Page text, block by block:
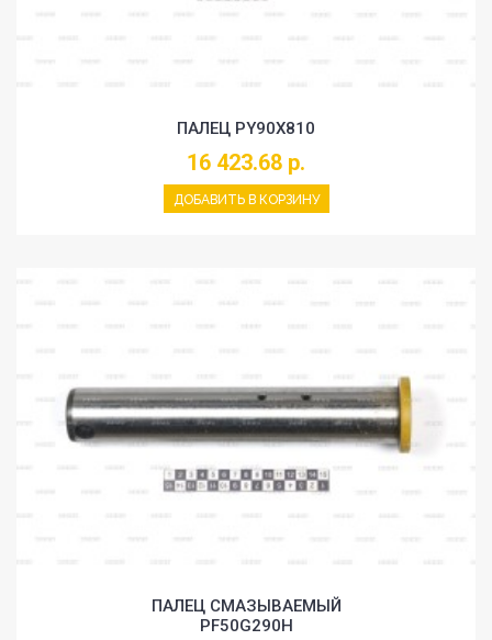
ПАЛЕЦ PY90X810
16 423.68 р.
ДОБАВИТЬ В КОРЗИНУ
ПАЛЕЦ СМАЗЫВАЕМЫЙ
PF50G290H